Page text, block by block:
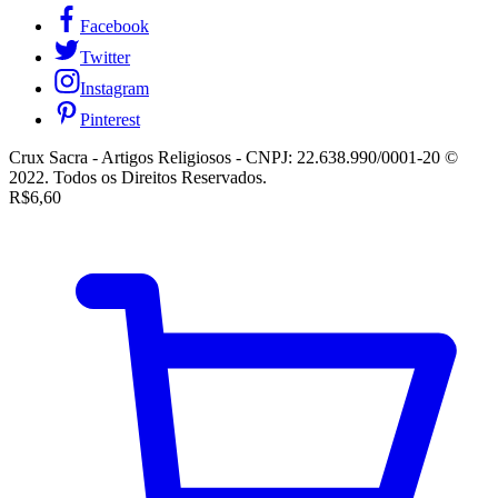
Facebook
Twitter
Instagram
Pinterest
Crux Sacra - Artigos Religiosos - CNPJ: 22.638.990/0001-20 ©
2022. Todos os Direitos Reservados.
R$6,60